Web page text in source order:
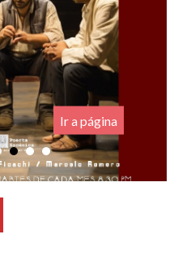
Ir a página